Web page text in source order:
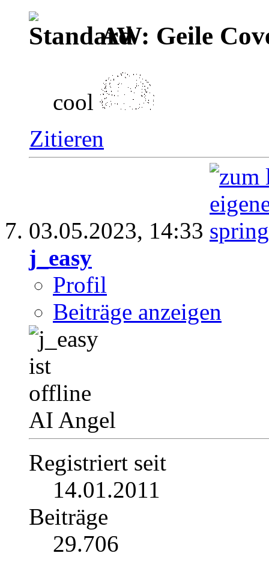
AW: Geile
cool
Zitieren
03.05.2023, 14:33
j_easy
Profil
Beiträge anzeigen
AI Angel
Registriert seit
14.01.2011
Beiträge
29.706